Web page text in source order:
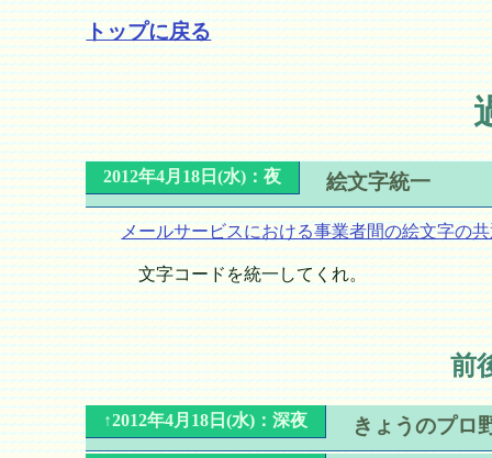
トップに戻る
2012年4月18日(水)：夜 絵文字統一
メールサービスにおける事業者間の絵文字の
文字コードを統一してくれ。
前
↑2012年4月18日(水)：深夜 きょうのプロ